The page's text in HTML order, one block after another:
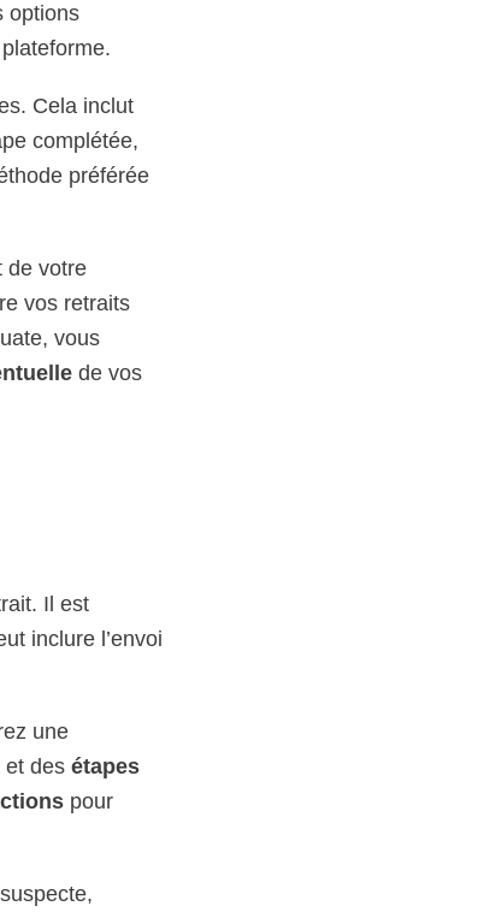
options
Cela inclut
complétée,
préférée
de votre
vos retraits
vous
de vos
Il est
inclure l’envoi
une
et des étapes
pour